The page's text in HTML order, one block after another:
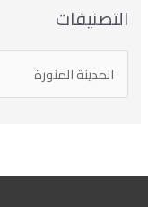
التصنيفات